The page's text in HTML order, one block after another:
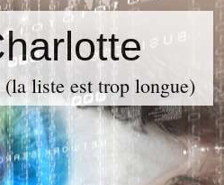
liste est trop longue)